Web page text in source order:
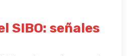
SIBO: señales